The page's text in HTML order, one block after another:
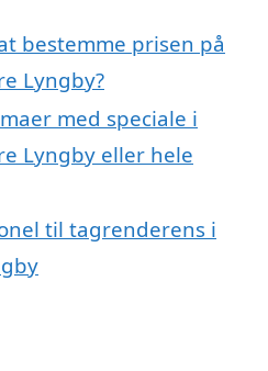
bestemme prisen på
Lyngby?
med speciale i
Lyngby eller hele
til tagrenderens i